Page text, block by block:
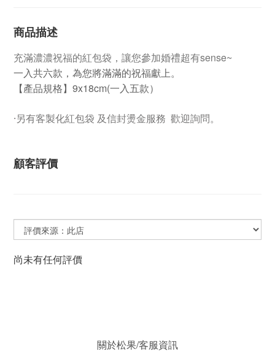
商品描述
充滿濃濃祝福的紅包袋，讓您參加婚禮超有sense~
一入共六款，為您將滿滿的祝福獻上。
【產品規格】9x18cm(一入五款）
·另有客製化紅包袋 及信封燙金服務 歡迎詢問。
顧客評價
尚未有任何評價
關於松果/客服資訊